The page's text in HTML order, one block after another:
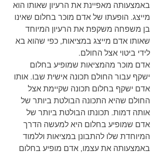
באמצעותה מאפיינת את הרעיון שאותו הוא
מייצג. הופעתו של אדם מוכר בחלום שאינו
בן משפחה משקפת את הרעיון המיוחד
שאותו אדם מייצג במציאות, כפי שהוא בא
לידי ביטוי אצל החולם.
אדם מוכר מהמציאות שמופיע בחלום
ישקף עבור החולם תכונה אישית שבו. אותו
אדם ישקף בחלום תכונה שקיימת אצל
החולם שהיא התכונה הבולטת ביותר של
אותה דמות. תכונתו הבולטת ביותר של
אדם שמופיע בחלום היא למעשה הדרך
המיוחדת שלו להתבונן במציאות וללמוד
באמצעותה את עצמו, אדם מופיע בחלום